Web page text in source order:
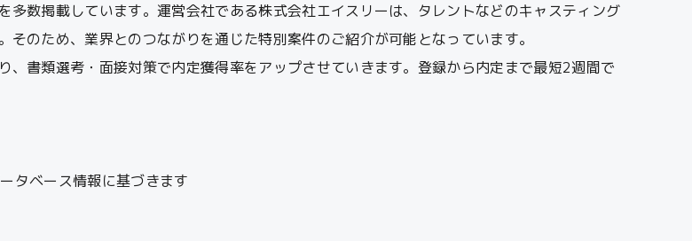
数掲載しています。運営会社である株式会社エイスリーは、タレントなどのキャスティング
のため、業界とのつながりを通じた特別案件のご紹介が可能となっています。
書類選考・面接対策で内定獲得率をアップさせていきます。登録から内定まで最短2週間で
タベース情報に基づきます